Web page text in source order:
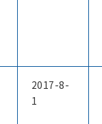
2017-8-
1